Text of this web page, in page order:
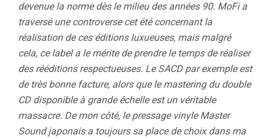
devenue la norme dès le milieu des années 90. MoFi a
traversé une controverse cet été concernant la
réalisation de ces éditions luxueuses, mais malgré
cela, ce label a le mérite de prendre le temps de réaliser
des rééditions respectueuses. Le SACD par exemple est
de très bonne facture, alors que le mastering du double
CD disponible à grande échelle est un véritable
massacre. De mon côté, le pressage vinyle Master
Sound japonais a toujours sa place de choix dans ma